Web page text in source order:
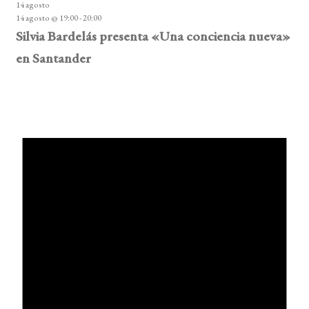
14 agosto
14 agosto @ 19:00-20:00
Silvia Bardelás presenta «Una conciencia nueva»
en Santander